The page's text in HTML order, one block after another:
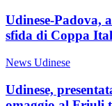
Udinese-Padova,
sfida di Coppa
News Udinese
Udinese,